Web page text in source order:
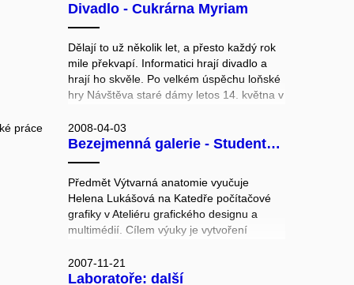
zakončené slavnostním předání diplomu (o
Divadlo - Cukrárna Myriam
Dělají to už několik let, a přesto každý rok
mile překvapí. Informatici hrají divadlo a
hrají ho skvěle. Po velkém úspěchu loňské
hry Návštěva staré dámy letos 14. května v
pedagogické asistence Josefa Prokeše,
zinscenovali satirickou jednoaktovku Ivana
Zdeněk Filipec, které jsme loni mohli vidět
ještě jako herce na scéně. Studenti také
představení opatřili vlastní hudbou, kterou
složil a nahrál Pavel Hamřík. Na samotných
patnáct herců, většinou z řad dosud
2008-04-03
Bezejmenná galerie - Studentské práce z Výtvarné anatomie
Předmět Výtvarná anatomie vyučuje
Helena Lukášová na Katedře počítačové
grafiky v Ateliéru grafického designu a
multimédií. Cílem výuky je vytvoření
a 3ds Max) výtvarně přesvědčivých prací,
které směřují ke zvládnutí základního
2007-11-21
Laboratoře: další